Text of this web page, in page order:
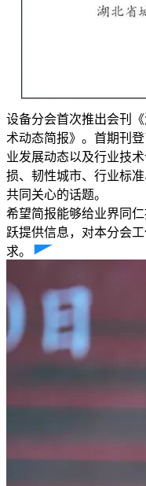
设备分会首次推出会刊
术动态简报》。首期刊
业发展动态以及行业技
损、韧性城市、行业标
共同关心的话题。
希望简报能够给业界同
跃提供信息，对本分会
求。